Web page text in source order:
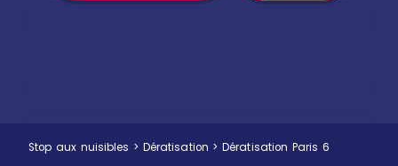
Stop aux nuisibles > Dératisation >Dératisation Paris 6